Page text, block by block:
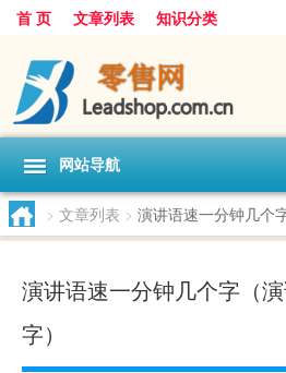
首 页 文章列表 知识分类
网站导航
> 文章列表 > 演讲语速一分钟几个
演讲语速一分钟几个字（
字）